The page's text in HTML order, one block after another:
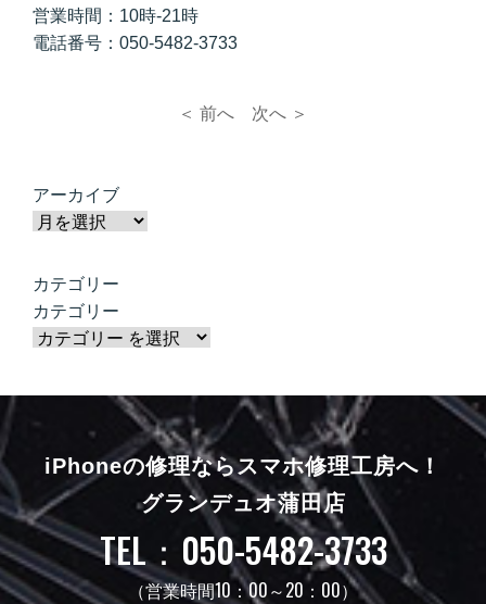
営業時間：10時-21時
電話番号：050-5482-3733
＜ 前へ 次へ ＞
アーカイブ
カテゴリー
カテゴリー
iPhoneの修理ならスマホ修理工房へ！
グランデュオ蒲田店
TEL：050-5482-3733
（営業時間10：00～20：00）